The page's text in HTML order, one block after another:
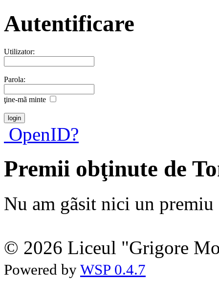
Autentificare
Utilizator:
Parola:
ţine-mã minte
OpenID?
Premii obţinute de
Nu am gãsit nici un premiu
© 2026 Liceul "Grigore
Powered by WSP 0.4.7